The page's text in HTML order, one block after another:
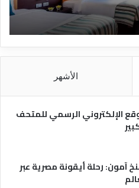
ق
و
الأشهر
الإلكتروني الرسمي للمتحف
آمون: رحلة أيقونة مصرية عبر